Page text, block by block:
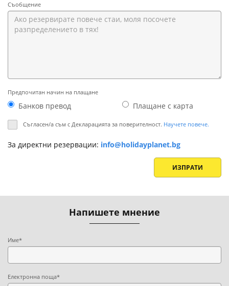
Съобщение
Предпочитан начин на плащане
Банков превод Плащане с картa
Съгласен/а съм с Декларацията за поверителност. Научете повече.
За директни резервации: info@holidayplanet.bg
ИЗПРАТИ
Напишете мнение
Име*
Електронна поща*